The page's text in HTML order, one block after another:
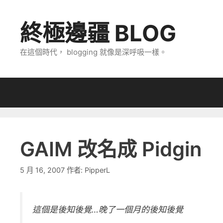
終極邊疆 BLOG
在這個時代， blogging 就像是深呼吸一樣。
GAIM 改名成 Pidgin
5 月 16, 2007 作者: PipperL
這個是後知後覺…晚了一個月的後知後覺